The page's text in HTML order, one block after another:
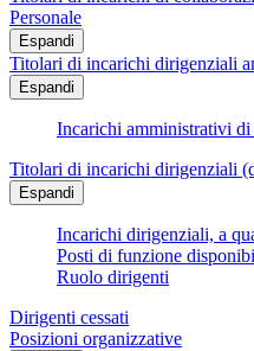
Personale
Espandi
Titolari di incarichi dirigenziali
Espandi
Incarichi amministrativi
Titolari di incarichi dirigenziali
Espandi
Incarichi dirigenziali, a
Posti di funzione
Ruolo dirigenti
Dirigenti cessati
Posizioni organizzative